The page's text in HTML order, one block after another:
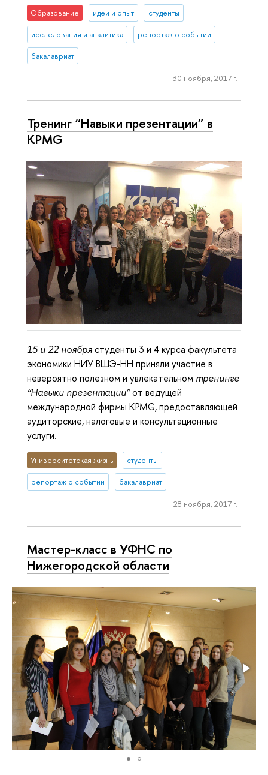
Образование идеи и опыт студенты
исследования и аналитика репортаж о событии
бакалавриат
30 ноября, 2017 г.
Тренинг “Навыки презентации” в
KPMG
15 и 22 ноябрястуденты 3 и 4 курса факультета
экономики НИУ ВШЭ-НН приняли участие в
невероятно полезном и увлекательном тренинге
“Навыки презентации”от ведущей
международной фирмы KPMG, предоставляющей
аудиторские, налоговые и консультационные
услуги.
Университетская жизнь студенты
репортаж о событии бакалавриат
28 ноября, 2017 г.
Мастер-класс в УФНС по
Нижегородской области